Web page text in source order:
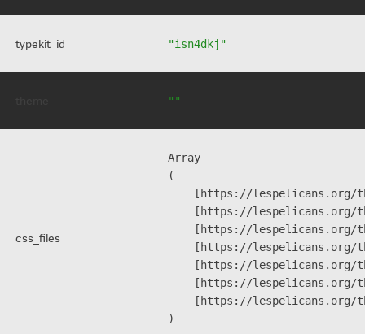
typekit_id "isn4dkj"
""
css_files
Array
(
[https://
[https://
[https://
[https://
[https://
[https://
[https://